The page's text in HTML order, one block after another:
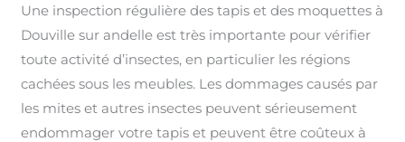
Une inspection régulière des tapis et des moquettes à
Douville sur andelle est très importante pour vérifier
toute activité d’insectes, en particulier les régions
cachées sous les meubles. Les dommages causés par
les mites et autres insectes peuvent sérieusement
endommager votre tapis et peuvent être coûteux à